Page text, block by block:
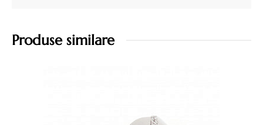
Produse similare